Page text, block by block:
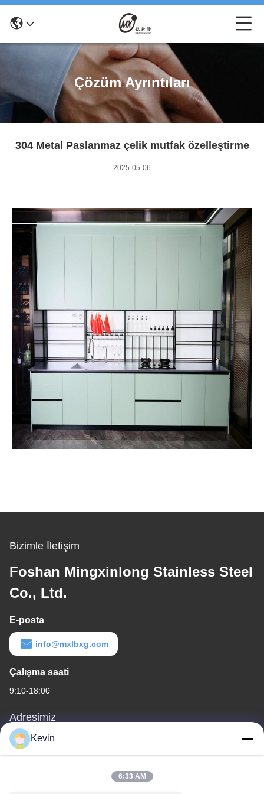
Çözüm Ayrıntıları
304 Metal Paslanmaz çelik mutfak özelleştirme
2025-05-06
Bizimle İletişim
Foshan Mingxinlong Stainless Steel
Co., Ltd.
E-posta
info@mxlbxg.com
Çalışma saati
9:10-18:00
Adresimiz
Şirket Adresi
105a, Bölge C, Liyuan Lojistik Şehri, No. 38, Gongye Yolu 3,
Kevin
6:33 AM